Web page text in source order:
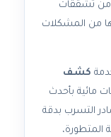
من تشققات
من المشكلات
كشف
مائية بأحدث
التسرب بدقة
المتطورة،